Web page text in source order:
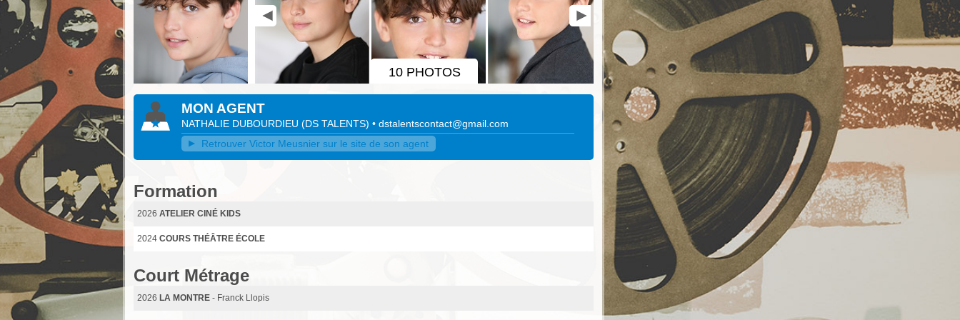
10 PHOTOS
MON AGENT
NATHALIE DUBOURDIEU (DS TALENTS) • dstalentscontact@gmail.com
Retrouver Victor Meusnier sur le site de son agent
Formation
2026 ATELIER CINÉ KIDS
2024 COURS THÉÂTRE ÉCOLE
Court Métrage
2026 LA MONTRE - Franck Llopis